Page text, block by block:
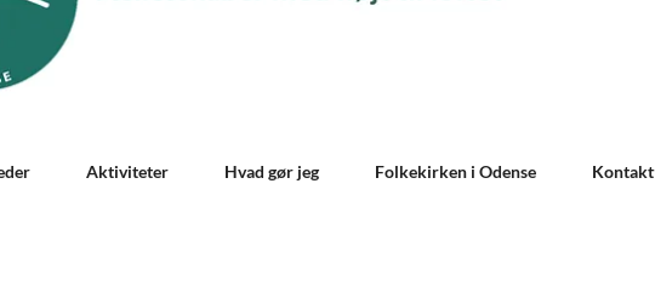
Aktiviteter Hvad gør jeg Folkekirken i Odense Kontakt